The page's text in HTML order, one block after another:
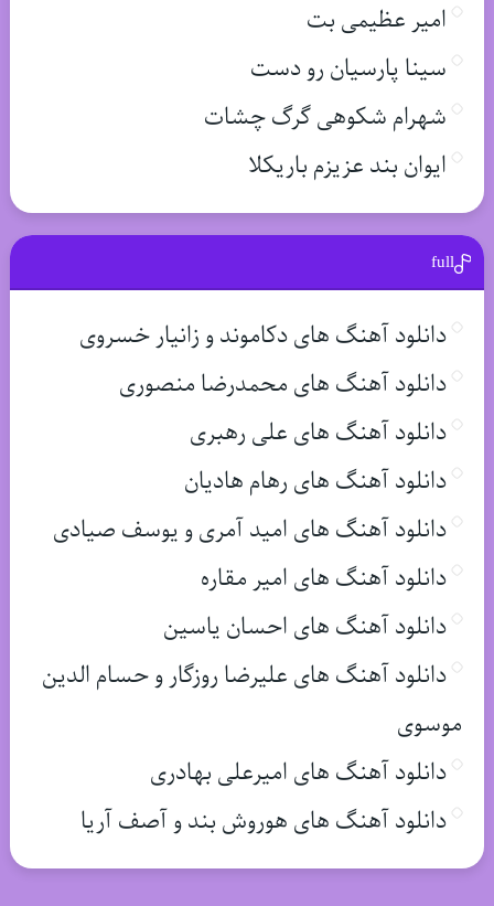
امیر عظیمی بت
سینا پارسیان رو دست
شهرام شکوهی گرگ چشات
ایوان بند عزیزم باریکلا
full
دانلود آهنگ های دکاموند و زانیار خسروی
دانلود آهنگ های محمدرضا منصوری
دانلود آهنگ های علی رهبری
دانلود آهنگ های رهام هادیان
دانلود آهنگ های امید آمری و یوسف صیادی
دانلود آهنگ های امیر مقاره
دانلود آهنگ های احسان یاسین
دانلود آهنگ های علیرضا روزگار و حسام الدین
موسوی
دانلود آهنگ های امیرعلی بهادری
دانلود آهنگ های هوروش بند و آصف آریا